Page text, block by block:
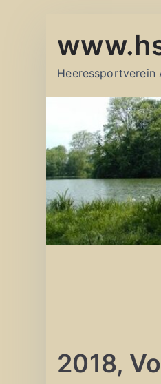
Inhalt
Heeressportverein
2018,